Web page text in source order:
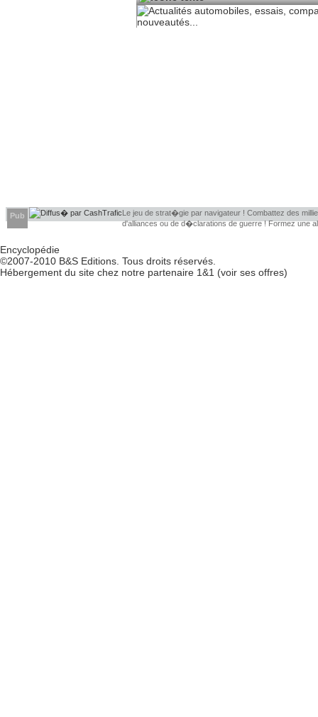
Pub
Le jeu de strat�gie par navigateur ! Combattez des
d'alliances ou de d�clarations de guerre ! Formez une
Encyclopédie
©2007-2010 B&S Editions . Tous droits réservés.
Hébergement du site chez notre partenaire 1&1 (voir ses offres)